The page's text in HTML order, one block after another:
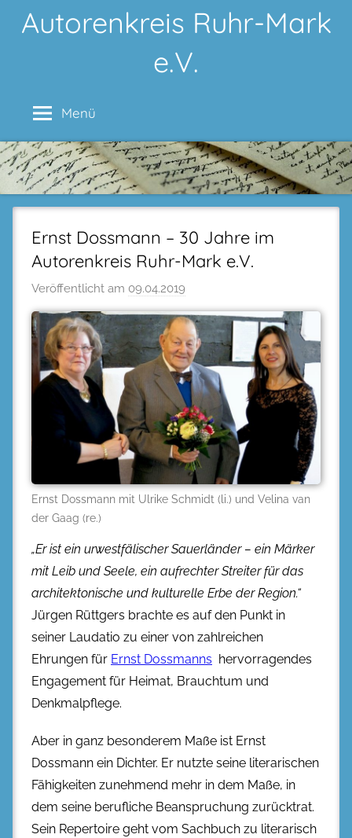
InhaltAutorenkreis Ruhr-Mark
e.V.
Menü
Ernst Dossmann – 30 Jahre im
Autorenkreis Ruhr-Mark e.V.
Veröffentlicht am 09.04.2019
Ernst Dossmann mit Ulrike Schmidt (li.) und Velina van
der Gaag (re.)
„Er ist ein urwestfälischer Sauerländer – ein Märker
mit Leib und Seele, ein aufrechter Streiter für das
architektonische und kulturelle Erbe der Region.“
Jürgen Rüttgers brachte es auf den Punkt in
seiner Laudatio zu einer von zahlreichen
Ehrungen für Ernst Dossmanns hervorragendes
Engagement für Heimat, Brauchtum und
Denkmalpflege.
Aber in ganz besonderem Maße ist Ernst
Dossmann ein Dichter. Er nutzte seine literarischen
Fähigkeiten zunehmend mehr in dem Maße, in
dem seine berufliche Beanspruchung zurücktrat.
Sein Repertoire geht vom Sachbuch zu literarisch